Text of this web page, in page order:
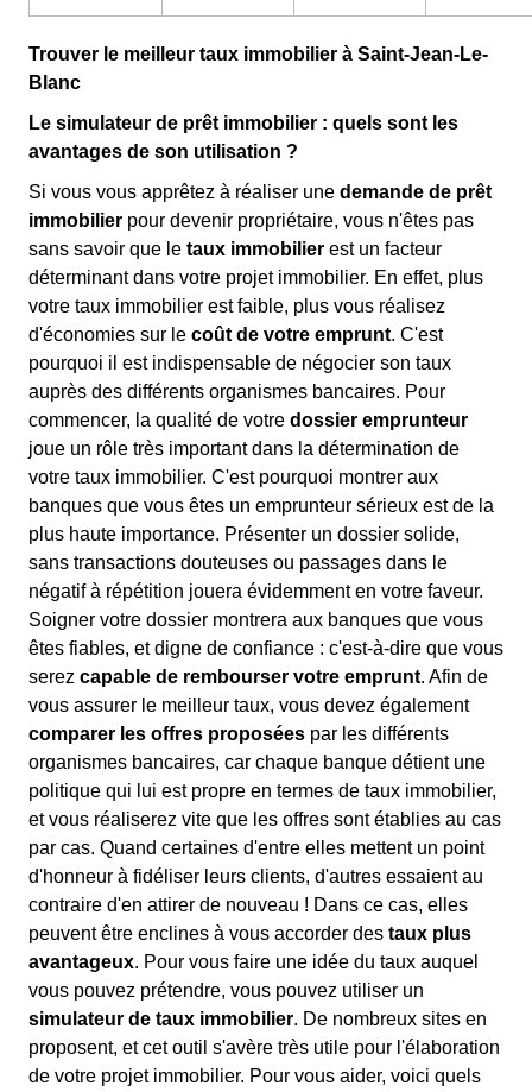
Trouver le meilleur taux immobilier à Saint-Jean-Le-
Blanc
Le simulateur de prêt immobilier : quels sont les
avantages de son utilisation ?
Si vous vous apprêtez à réaliser une demande de prêt
immobilier pour devenir propriétaire, vous n'êtes pas
sans savoir que le taux immobilier est un facteur
déterminant dans votre projet immobilier. En effet, plus
votre taux immobilier est faible, plus vous réalisez
d'économies sur le coût de votre emprunt. C'est
pourquoi il est indispensable de négocier son taux
auprès des différents organismes bancaires. Pour
commencer, la qualité de votre dossier emprunteur
joue un rôle très important dans la détermination de
votre taux immobilier. C'est pourquoi montrer aux
banques que vous êtes un emprunteur sérieux est de la
plus haute importance. Présenter un dossier solide,
sans transactions douteuses ou passages dans le
négatif à répétition jouera évidemment en votre faveur.
Soigner votre dossier montrera aux banques que vous
êtes fiables, et digne de confiance : c'est-à-dire que vous
serez capable de rembourser votre emprunt. Afin de
vous assurer le meilleur taux, vous devez également
comparer les offres proposées par les différents
organismes bancaires, car chaque banque détient une
politique qui lui est propre en termes de taux immobilier,
et vous réaliserez vite que les offres sont établies au cas
par cas. Quand certaines d'entre elles mettent un point
d'honneur à fidéliser leurs clients, d'autres essaient au
contraire d'en attirer de nouveau ! Dans ce cas, elles
peuvent être enclines à vous accorder des taux plus
avantageux. Pour vous faire une idée du taux auquel
vous pouvez prétendre, vous pouvez utiliser un
simulateur de taux immobilier. De nombreux sites en
proposent, et cet outil s'avère très utile pour l'élaboration
de votre projet immobilier. Pour vous aider, voici quels